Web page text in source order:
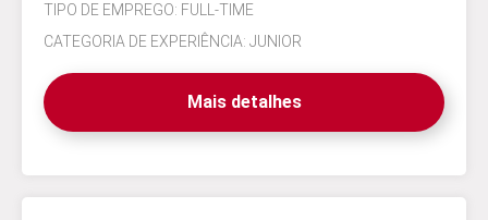
TIPO DE EMPREGO: FULL-TIME
CATEGORIA DE EXPERIÊNCIA: JUNIOR
Mais detalhes